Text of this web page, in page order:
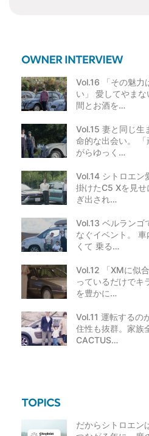
Vol.16 「その魅力
い」 愛してやま
間とお酒を…
Vol.15 妻と同じ生
命的な出会い。
がらゆっく…
Vol.14 シトロエン
掛けたC5 Xを見
ぎ出され…
Vol.13 ベルランゴ
なぐイベント。
くて 乗る…
Vol.12 「XMに似
っているだけでキ
を豊かに…
Vol.11 運転するの
住性も抜群。家族
CACTUS…
だからシトロエン